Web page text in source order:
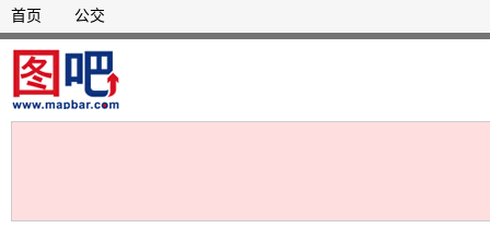
首页 公交